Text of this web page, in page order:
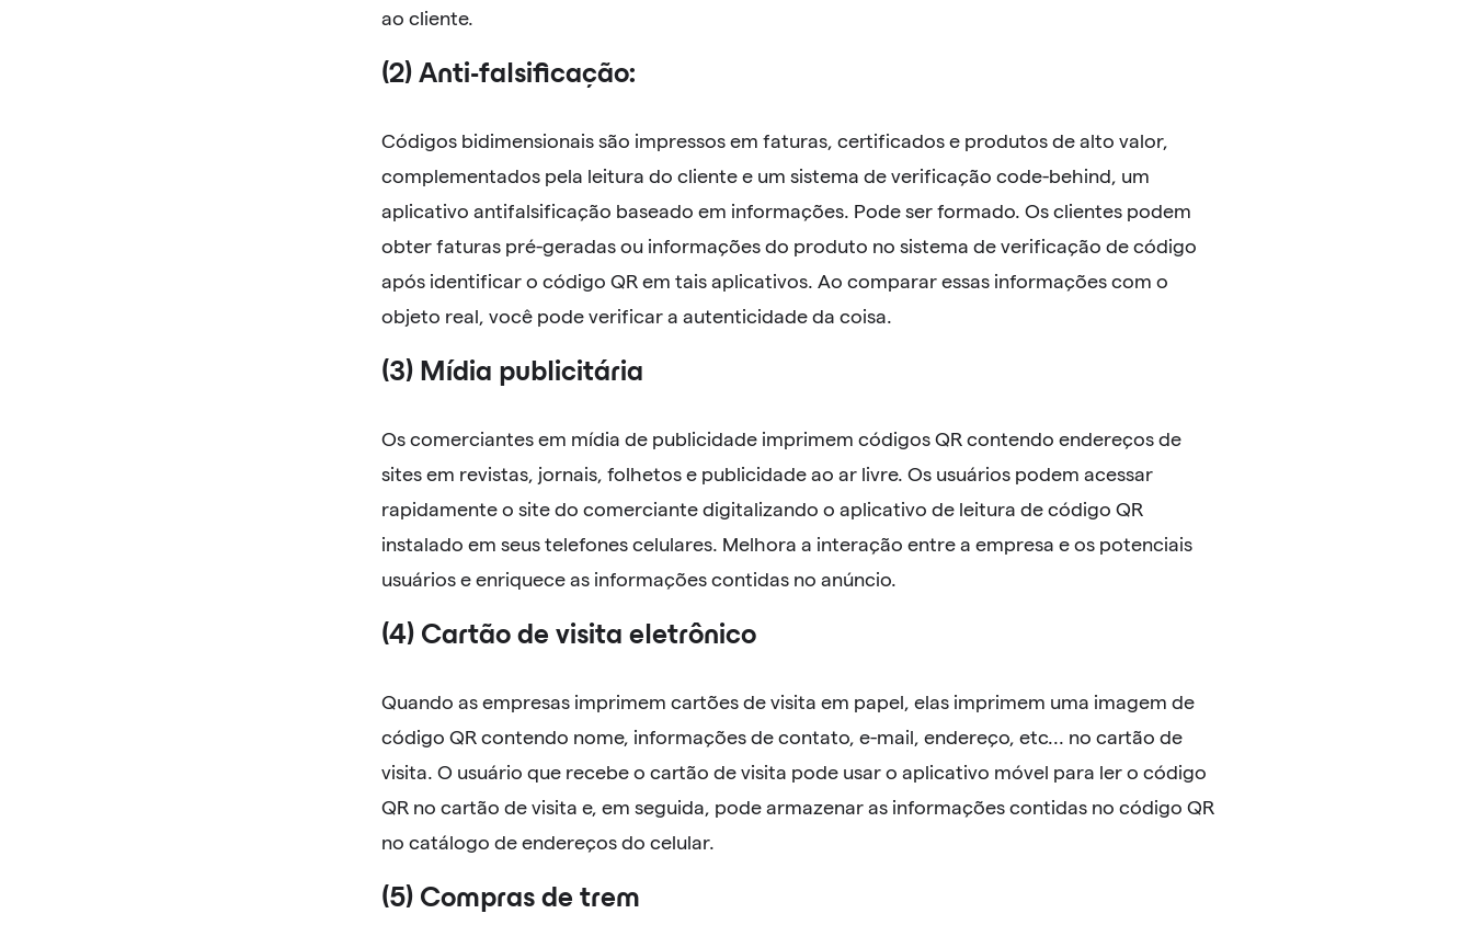
ao cliente.
(2) Anti-falsificação:
Códigos bidimensionais são impressos em faturas, certificados e produtos de alto valor,
complementados pela leitura do cliente e um sistema de verificação code-behind, um
aplicativo antifalsificação baseado em informações. Pode ser formado. Os clientes podem
obter faturas pré-geradas ou informações do produto no sistema de verificação de código
após identificar o código QR em tais aplicativos. Ao comparar essas informações com o
objeto real, você pode verificar a autenticidade da coisa.
(3) Mídia publicitária
Os comerciantes em mídia de publicidade imprimem códigos QR contendo endereços de
sites em revistas, jornais, folhetos e publicidade ao ar livre. Os usuários podem acessar
rapidamente o site do comerciante digitalizando o aplicativo de leitura de código QR
instalado em seus telefones celulares. Melhora a interação entre a empresa e os potenciais
usuários e enriquece as informações contidas no anúncio.
(4) Cartão de visita eletrônico
Quando as empresas imprimem cartões de visita em papel, elas imprimem uma imagem de
código QR contendo nome, informações de contato, e-mail, endereço, etc... no cartão de
visita. O usuário que recebe o cartão de visita pode usar o aplicativo móvel para ler o código
QR no cartão de visita e, em seguida, pode armazenar as informações contidas no código QR
no catálogo de endereços do celular.
(5) Compras de trem